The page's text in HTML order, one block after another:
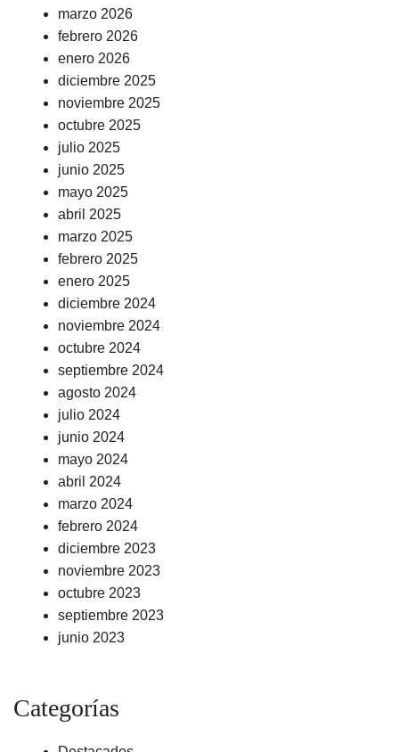
marzo 2026
febrero 2026
enero 2026
diciembre 2025
noviembre 2025
octubre 2025
julio 2025
junio 2025
mayo 2025
abril 2025
marzo 2025
febrero 2025
enero 2025
diciembre 2024
noviembre 2024
octubre 2024
septiembre 2024
agosto 2024
julio 2024
junio 2024
mayo 2024
abril 2024
marzo 2024
febrero 2024
diciembre 2023
noviembre 2023
octubre 2023
septiembre 2023
junio 2023
Categorías